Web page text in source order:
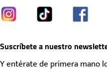
Suscríbete a nuestro
Y entérate de primera mano